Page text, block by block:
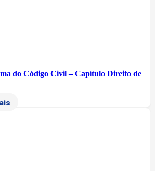
do Código Civil – Capítulo Direito de